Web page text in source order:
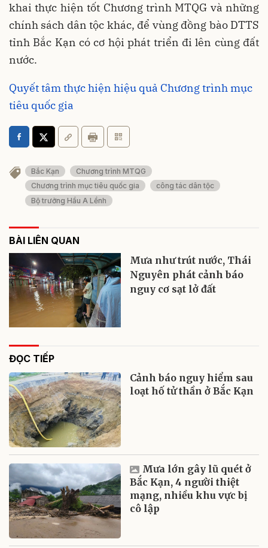
khai thực hiện tốt Chương trình MTQG và những
chính sách dân tộc khác, để vùng đồng bào DTTS
tỉnh Bắc Kạn có cơ hội phát triển đi lên cùng đất
nước.
Quyết tâm thực hiện hiệu quả Chương trình mục
tiêu quốc gia
Bắc Kạn
Chương trình MTQG
Chương trình mục tiêu quốc gia
công tác dân tộc
Bộ trưởng Hầu A Lềnh
BÀI LIÊN QUAN
Mưa như trút nước, Thái
Nguyên phát cảnh báo
nguy cơ sạt lở đất
ĐỌC TIẾP
Cảnh báo nguy hiểm sau
loạt hố tử thần ở Bắc Kạn
Mưa lớn gây lũ quét ở
Bắc Kạn, 4 người thiệt
mạng, nhiều khu vực bị
cô lập